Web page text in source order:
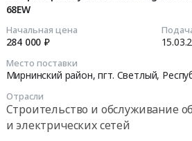
3
3
68EW
Начальная цена
284 000 ₽
Место поставки
Мирнинский район, пгт. Светлый,
Отрасли
Строительство и обслуживание
и электрических сетей